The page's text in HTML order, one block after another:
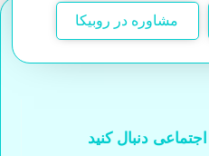
مشاوره در روبیکا
دنبال کنید